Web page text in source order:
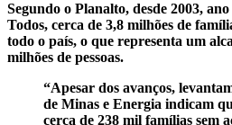
Segundo o Planalto, desde 2003,
Todos, cerca de 3,8 milhões de
todo o país, o que representa um
milhões de pessoas.
“Apesar dos avanços,
de Minas e Energia indicam
cerca de 238 mil famílias sem